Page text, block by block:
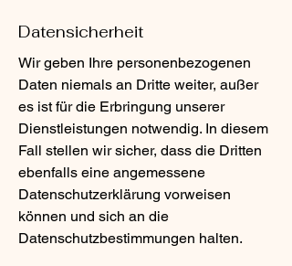
Datensicherheit
Wir geben Ihre personenbezogenen
Daten niemals an Dritte weiter, außer
es ist für die Erbringung unserer
Dienstleistungen notwendig. In diesem
Fall stellen wir sicher, dass die Dritten
ebenfalls eine angemessene
Datenschutzerklärung vorweisen
können und sich an die
Datenschutzbestimmungen halten.